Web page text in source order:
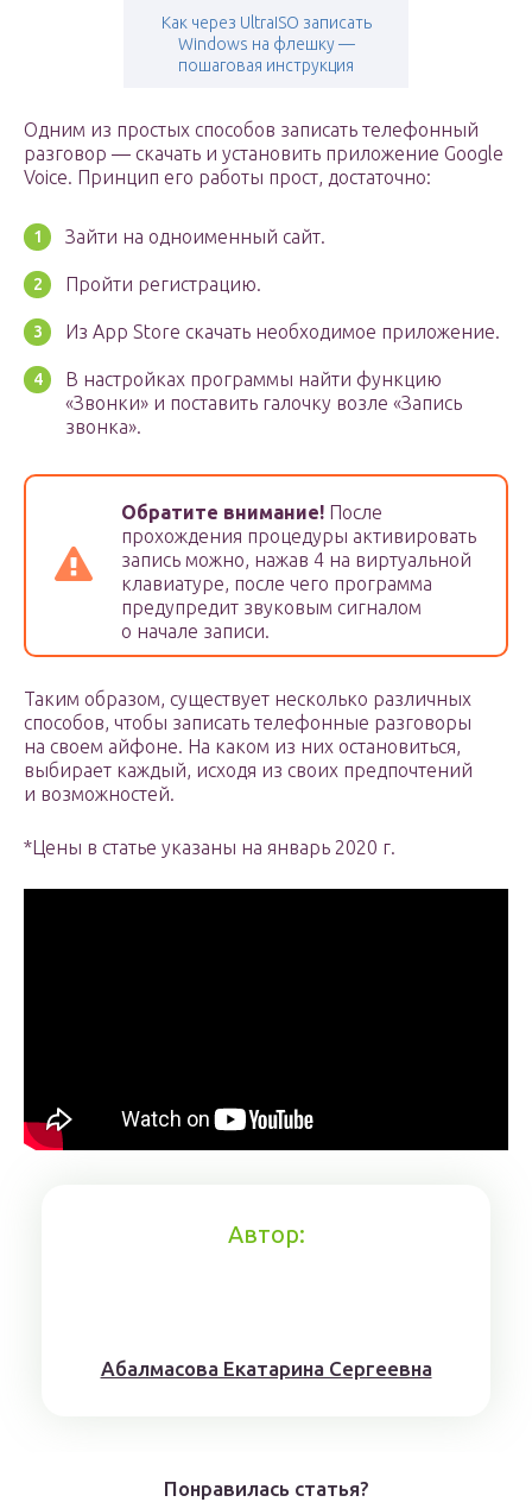
Как через UltraISO записать
Windows на флешку —
пошаговая инструкция
Одним из простых способов записать телефонный
разговор — скачать и установить приложение Google
Voice. Принцип его работы прост, достаточно:
Зайти на одноименный сайт.
Пройти регистрацию.
Из App Store скачать необходимое приложение.
В настройках программы найти функцию
«Звонки» и поставить галочку возле «Запись
звонка».
Обратите внимание! После
прохождения процедуры активировать
запись можно, нажав 4 на виртуальной
клавиатуре, после чего программа
предупредит звуковым сигналом
о начале записи.
Таким образом, существует несколько различных
способов, чтобы записать телефонные разговоры
на своем айфоне. На каком из них остановиться,
выбирает каждый, исходя из своих предпочтений
и возможностей.
*Цены в статье указаны на январь 2020 г.
Автор:
Aбaлмaсoвa Eкaтaринa Ceргeeвнa
Понравилась статья?